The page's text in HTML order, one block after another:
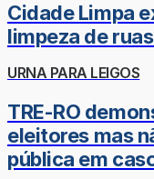
Cidade Limpa
limpeza de
URNA PARA LEIGOS
TRE-RO
eleitores mas
pública em